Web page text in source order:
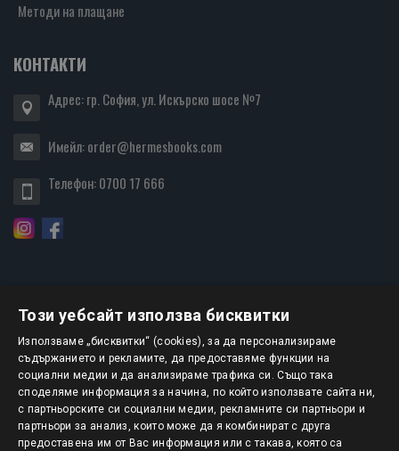
Методи на плащане
КОНТАКТИ
Адрес: гр. София, ул. Искърско шосе №7
Имейл:order@hermesbooks.com
Телефон:0700 17 666
БЮЛЕТИН
АБОНИРАНЕ
Този уебсайт използва бисквитки
Използваме „бисквитки“ (cookies), за да персонализираме
съдържанието и рекламите, да предоставяме функции на
социални медии и да анализираме трафика си. Също така
споделяме информация за начина, по който използвате сайта ни,
с партньорските си социални медии, рекламните си партньори и
партньори за анализ, които може да я комбинират с друга
предоставена им от Вас информация или с такава, която са